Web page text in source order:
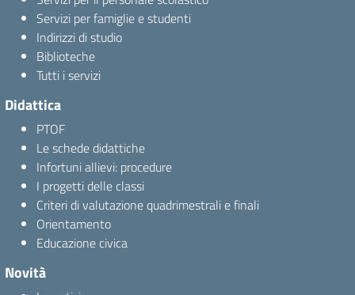
Servizi per famiglie e studenti
Indirizzi di studio
Biblioteche
Tutti i servizi
Didattica
PTOF
Le schede didattiche
Infortuni allievi: procedure
I progetti delle classi
Criteri di valutazione quadrimestrali e finali
Orientamento
Educazione civica
Novità